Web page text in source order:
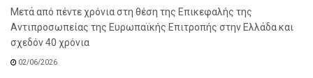
Μετά από πέντε χρόνια στη θέση της Επικεφαλής της
Αντιπροσωπείας της Ευρωπαϊκής Επιτροπής στην Ελλάδα και
σχεδόν 40 χρόνια
02/06/2026